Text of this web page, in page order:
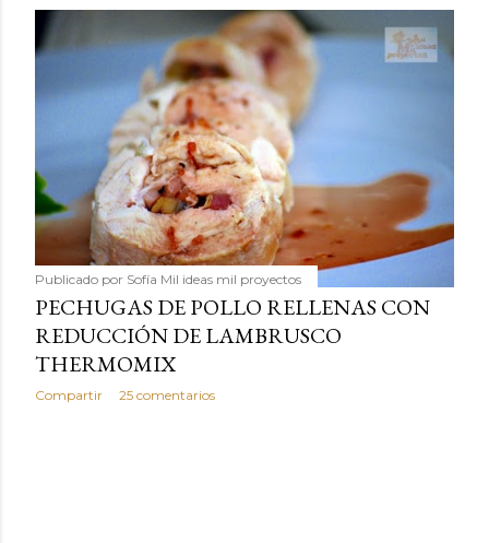
Publicado por Sofía Mil ideas mil proyectos
PECHUGAS DE POLLO RELLENAS CON
REDUCCIÓN DE LAMBRUSCO
THERMOMIX
Compartir 25 comentarios